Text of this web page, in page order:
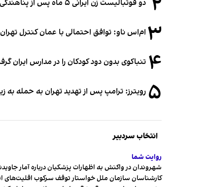
دو فوتبالیست زن ایرانی ۵ ماه پس از پناهندگی، شهروند استرالیا شدند
۳ ام‌اس ناو: توافق احتمالی با عمان کنترل
۴ تنباکوی بدون دود کودکان را در مدارس ایران
۵ رویترز: ترامپ پس از تهدید تهران به حمله
انتخاب سردبیر
روایت شما
شهروندان در واکنش به اظهارات پزشکیان درباره آمار
کارشناسان سازمان ملل خواستار توقف سرکوب اقلیت‌های